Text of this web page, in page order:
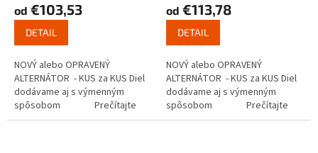
od €103,53
DETAIL
NOVÝ alebo OPRAVENÝ
ALTERNÁTOR - KUS za KUS Diel
dodávame aj s výmenným
spôsobom Prečítajte
si ako...
od €113,78
DETAIL
NOVÝ alebo OPRAVENÝ
ALTERNÁTOR - KUS za KUS Diel
dodávame aj s výmenným
spôsobom Prečítajte
si ako...